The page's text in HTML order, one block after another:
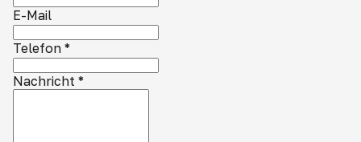
E-Mail
Telefon *
Nachricht *